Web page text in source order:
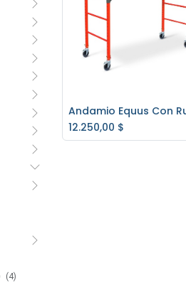
(4)
Agregar al carrito
12.250,00 $